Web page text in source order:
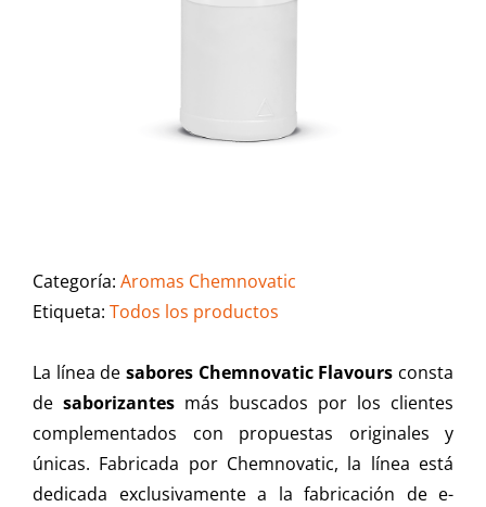
Categoría: Aromas Chemnovatic
Etiqueta: Todos los productos
La línea de sabores Chemnovatic Flavours consta
de saborizantes más buscados por los clientes
complementados con propuestas originales y
únicas. Fabricada por Chemnovatic, la línea está
dedicada exclusivamente a la fabricación de e-